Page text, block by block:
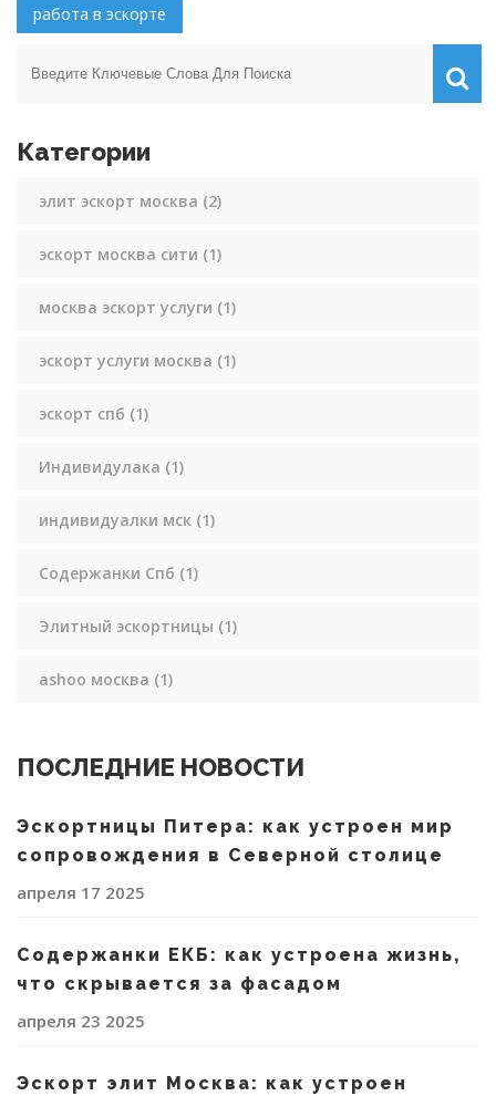
работа в эскорте
Категории
элит эскорт москва (2)
эскорт москва сити (1)
москва эскорт услуги (1)
эскорт услуги москва (1)
эскорт спб (1)
Индивидулака (1)
индивидуалки мск (1)
Содержанки Спб (1)
Элитный эскортницы (1)
ashoo москва (1)
ПОСЛЕДНИЕ НОВОСТИ
Эскортницы Питера: как устроен мир
сопровождения в Северной столице
апреля 17 2025
Содержанки ЕКБ: как устроена жизнь,
что скрывается за фасадом
апреля 23 2025
Эскорт элит Москва: как устроен